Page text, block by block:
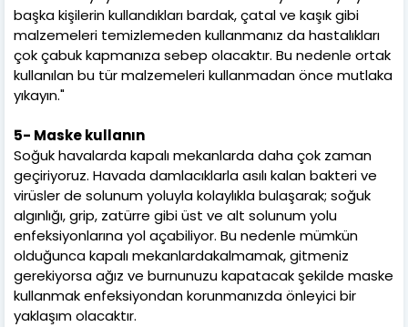
başka kişilerin kullandıkları bardak, çatal ve kaşık gibi
malzemeleri temizlemeden kullanmanız da hastalıkları
çok çabuk kapmanıza sebep olacaktır. Bu nedenle ortak
kullanılan bu tür malzemeleri kullanmadan önce mutlaka
yıkayın."
5- Maske kullanın
Soğuk havalarda kapalı mekanlarda daha çok zaman
geçiriyoruz. Havada damlacıklarla asılı kalan bakteri ve
virüsler de solunum yoluyla kolaylıkla bulaşarak; soğuk
algınlığı, grip, zatürre gibi üst ve alt solunum yolu
enfeksiyonlarına yol açabiliyor. Bu nedenle mümkün
olduğunca kapalı mekanlardakalmamak, gitmeniz
gerekiyorsa ağız ve burnunuzu kapatacak şekilde maske
kullanmak enfeksiyondan korunmanızda önleyici bir
yaklaşım olacaktır.